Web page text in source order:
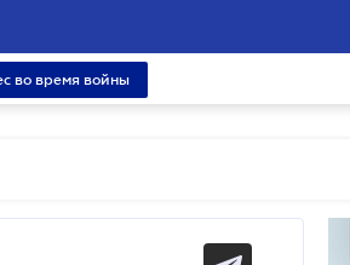
во время войны